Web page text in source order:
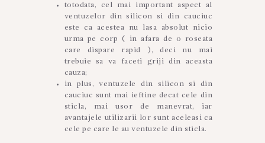
totodata, cel mai important aspect al
ventuzelor din silicon si din cauciuc
este ca acestea nu lasa absolut nicio
urma pe corp ( in afara de o roseata
care dispare rapid ), deci nu mai
trebuie sa va faceti griji din aceasta
cauza;
in plus, ventuzele din silicon si din
cauciuc sunt mai ieftine decat cele din
sticla, mai usor de manevrat, iar
avantajele utilizarii lor sunt aceleasi ca
cele pe care le au ventuzele din sticla.